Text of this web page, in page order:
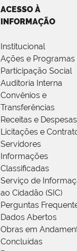
ACESSO À
INFORMAÇÃO
Institucional
Ações e Programas
Participação Social
Auditoria Interna
Convênios e
Transferências
Receitas e Despesas
Licitações e
Servidores
Informações
Classificadas
Serviço de
ao Cidadão (SIC)
Perguntas
Dados Abertos
Obras em
Concluídas